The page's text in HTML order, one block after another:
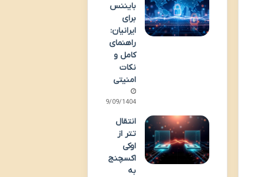
بایننس
برای
ایرانیان:
راهنمای
کامل و
نکات
امنیتی
29/09/1404
انتقال
تتر از
اوکی
اکسچنج
به